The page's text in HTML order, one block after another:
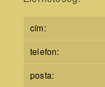
cím:
telefon:
posta: